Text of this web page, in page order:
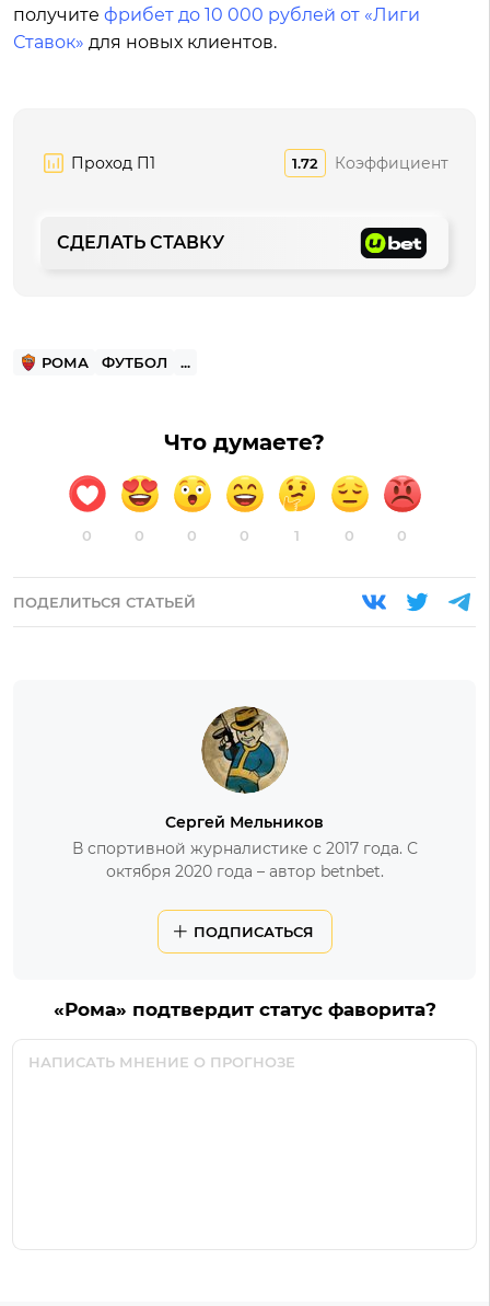
получите фрибет до 10 000 рублей от «Лиги
Ставок» для новых клиентов.
Проход П1 1.72 Коэффициент
СДЕЛАТЬ СТАВКУ
РОМА ФУТБОЛ ...
Что думаете?
0 0 0 0 1 0 0
ПОДЕЛИТЬСЯ СТАТЬЕЙ
Сергей Мельников
В спортивной журналистике с 2017 года. С
октября 2020 года – автор betnbet.
ПОДПИСАТЬСЯ
«Рома» подтвердит статус фаворита?